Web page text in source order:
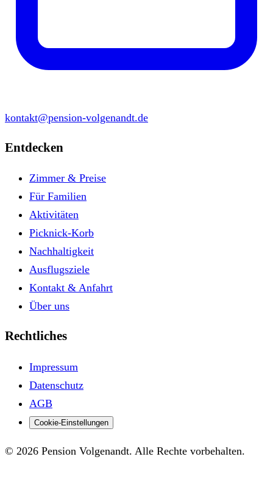
kontakt@pension-volgenandt.de
Entdecken
Zimmer & Preise
Für Familien
Aktivitäten
Picknick-Korb
Nachhaltigkeit
Ausflugsziele
Kontakt & Anfahrt
Über uns
Rechtliches
Impressum
Datenschutz
AGB
Cookie-Einstellungen
© 2026 Pension Volgenandt. Alle Rechte vorbehalten.